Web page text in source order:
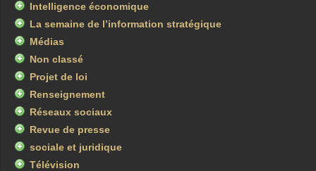
Intelligence économique
La semaine de l’information stratégique
Médias
Non classé
Projet de loi
Renseignement
Réseaux sociaux
Revue de presse
sociale et juridique
Télévision